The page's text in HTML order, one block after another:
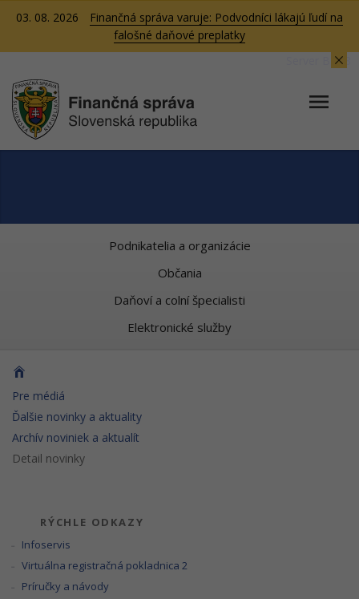
03. 08. 2026
Finančná správa varuje: Podvodníci lákajú ľudí na
falošné daňové preplatky
Server BB08
Podnikatelia a organizácie
Občania
Daňoví a colní špecialisti
Elektronické služby
Pre médiá
Ďalšie novinky a aktuality
Archív noviniek a aktualít
Detail novinky
RÝCHLE ODKAZY
Infoservis
Virtuálna registračná pokladnica 2
Príručky a návody